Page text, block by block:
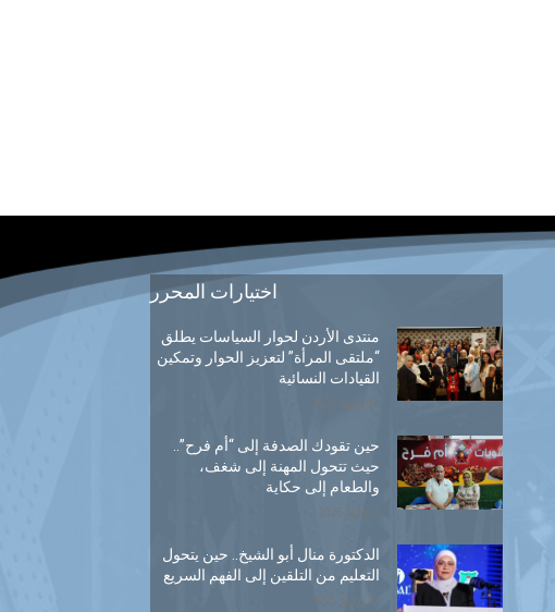
اختيارات المحرر
منتدى الأردن لحوار السياسات يطلق
“ملتقى المرأة” لتعزيز الحوار وتمكين
القيادات النسائية
14 يوليو, 2026
حين تقودك الصدفة إلى “أم فرح”..
حيث تتحول المهنة إلى شغف،
والطعام إلى حكاية
الدكتورة منال أبو الشيخ.. حين يتحول
التعليم من التلقين إلى الفهم السريع
22 يونيو, 2026